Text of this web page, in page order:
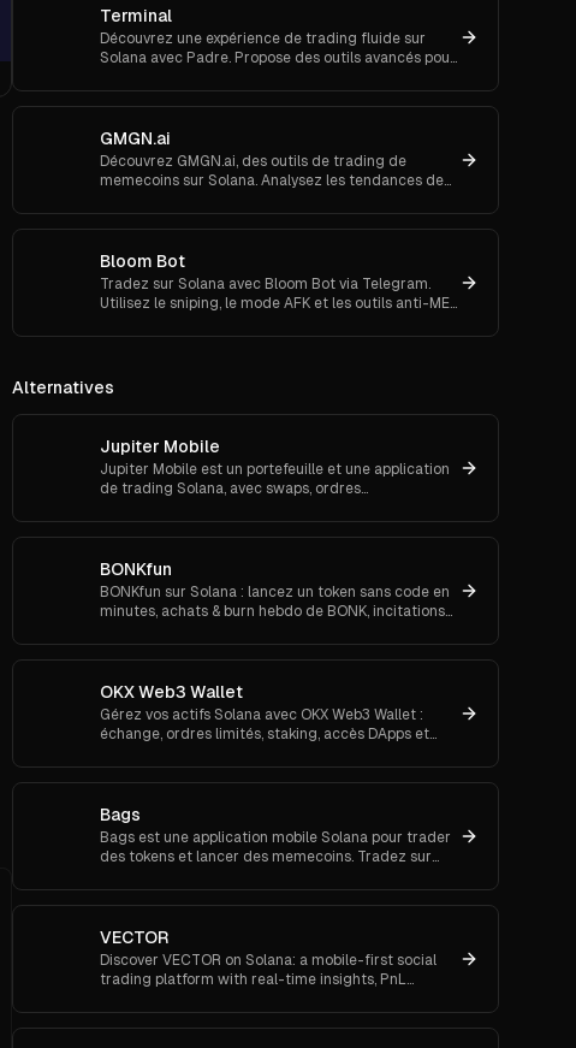
Terminal
Découvrez une expérience de trading fluide sur
Solana avec Padre. Propose des outils avancés pour
GMGN.ai
Découvrez GMGN.ai, des outils de trading de
memecoins sur Solana. Analysez les tendances de
swaps inter-chaînes.
Bloom Bot
Tradez sur Solana avec Bloom Bot via Telegram.
Utilisez le sniping, le mode AFK et les outils anti-MEV
crypto.
Alternatives
Jupiter Mobile
Jupiter Mobile est un portefeuille et une application
de trading Solana, avec swaps, ordres
iOS et Android.
BONKfun
BONKfun sur Solana : lancez un token sans code en
minutes, achats & burn hebdo de BONK, incitations
OKX Web3 Wallet
Gérez vos actifs Solana avec OKX Web3 Wallet :
échange, ordres limités, staking, accès DApps et
Bags
Bags est une application mobile Solana pour trader
des tokens et lancer des memecoins. Tradez sur
des amis
VECTOR
Discover VECTOR on Solana: a mobile-first social
trading platform with real-time insights, PnL